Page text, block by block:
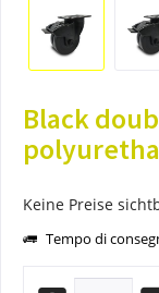
Black
Keine Preise
Tempo di